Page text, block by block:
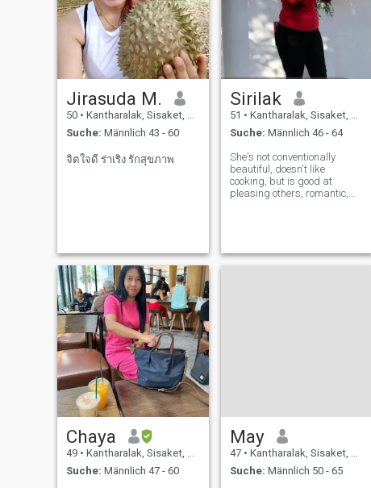
Jirasuda M.
50 • Kantharalak, Sisaket, Thailand
Suche: Männlich 43 - 60
จิตใจดี ร่าเริง รักสุขภาพ
Sirilak
51 • Kantharalak, Sisaket, Thailand
Suche: Männlich 46 - 64
She's not conventionally
beautiful, doesn't like
cooking, but is good at
pleasing others, romantic,
Chaya
49 • Kantharalak, Sisaket, Thailand
Suche: Männlich 47 - 60
May
47 • Kantharalak, Sisaket, Thailand
Suche: Männlich 50 - 65